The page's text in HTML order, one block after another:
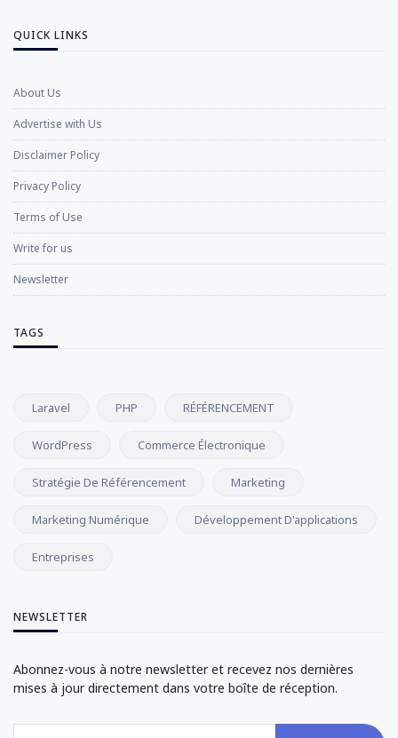
QUICK LINKS
About Us
Advertise with Us
Disclaimer Policy
Privacy Policy
Terms of Use
Write for us
Newsletter
TAGS
Laravel PHP RÉFÉRENCEMENT
WordPress Commerce Électronique
Stratégie De Référencement Marketing
Marketing Numérique Développement D'applications
Entreprises
NEWSLETTER
Abonnez-vous à notre newsletter et recevez nos dernières
mises à jour directement dans votre boîte de réception.